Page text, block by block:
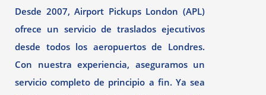
Desde 2007, Airport Pickups London (APL)
ofrece un servicio de traslados ejecutivos
desde todos los aeropuertos de Londres.
Con nuestra experiencia, aseguramos un
servicio completo de principio a fin. Ya sea